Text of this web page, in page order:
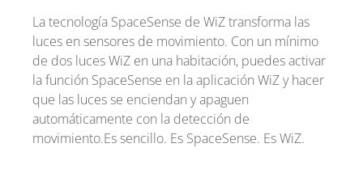
La tecnología SpaceSense de WiZ transforma las
luces en sensores de movimiento. Con un mínimo
de dos luces WiZ en una habitación, puedes activar
la función SpaceSense en la aplicación WiZ y hacer
que las luces se enciendan y apaguen
automáticamente con la detección de
movimiento.Es sencillo. Es SpaceSense. Es WiZ.